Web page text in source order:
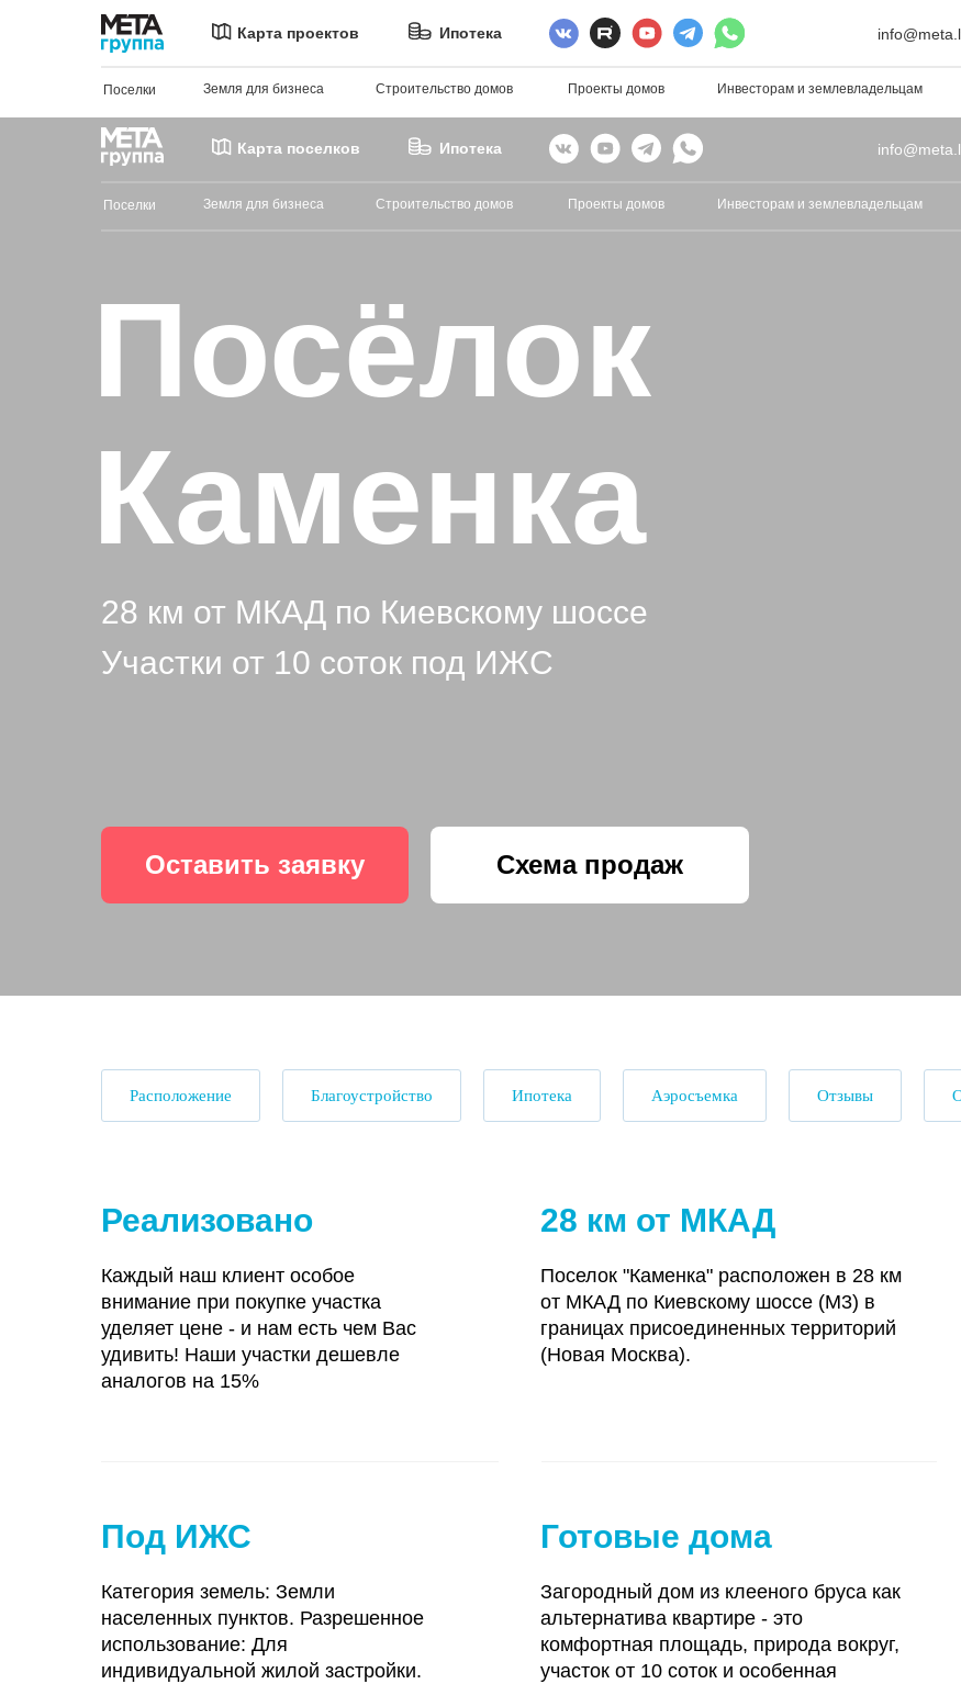
Поселки Земля для бизнеса Строительство домов Проекты домов Инвесторам и землевладельцам
Карта проектов Ипотека
Поселки Земля для бизнеса Строительство домов Проекты домов Инвесторам и землевладельцам
Карта поселков Ипотека
Посёлок
Каменка
Оставить заявку Схема продаж
28 км от МКАД по Киевскому шоссе
Участки от 10 соток под ИЖС
Расположение Благоустройство Ипотека Аэросъемка Отзывы
Реализовано
Каждый наш клиент особое
внимание при покупке участка
уделяет цене - и нам есть чем Вас
удивить! Наши участки дешевле
аналогов на 15%
28 км от МКАД
Поселок "Каменка" расположен в 28 км
от МКАД по Киевскому шоссе (М3) в
границах присоединенных территорий
(Новая Москва).
Под ИЖС
Категория земель: Земли
населенных пунктов. Разрешенное
использование: Для
индивидуальной жилой застройки.
Готовые дома
Загородный дом из клееного бруса как
альтернатива квартире - это
комфортная площадь, природа вокруг,
участок от 10 соток и особенная